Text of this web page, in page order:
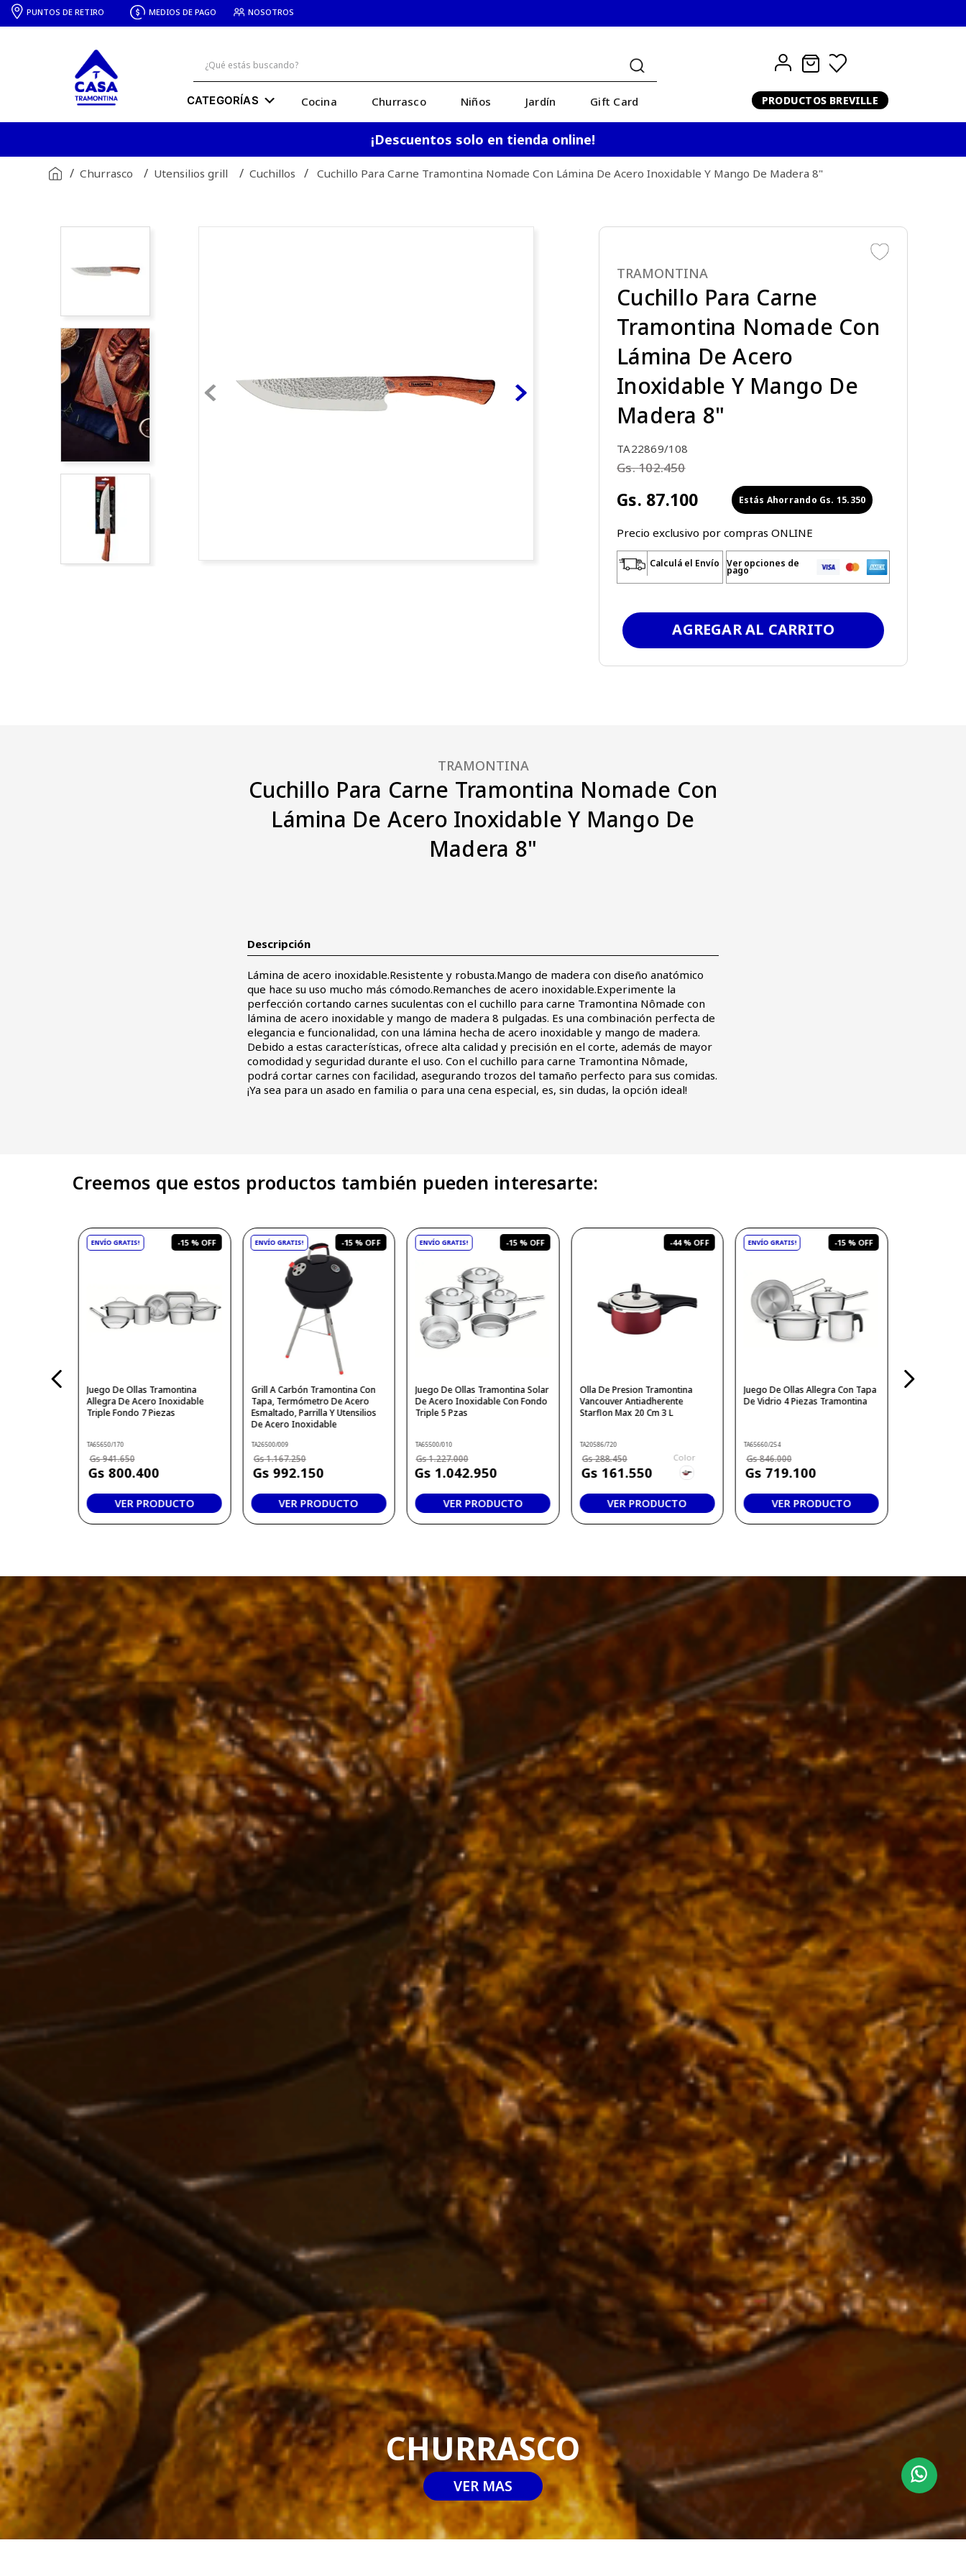
PUNTOS DE RETIRO MEDIOS DE PAGO NOSOTROS
Cocina Churrasco Niños Jardín Gift Card PRODUCTOS BREVILLE
¡Descuentos solo en tienda online!
Churrasco Utensilios grill Cuchillos Cuchillo Para Carne Tramontina Nomade Con Lámina De Acero Inoxidable Y Mango De Madera 8"
TRAMONTINA
Cuchillo Para Carne
Tramontina Nomade Con
Lámina De Acero
Inoxidable Y Mango De
Madera 8"
TA22869/108
Gs.102.450
Gs. 87.100 Gs. 15.350
Precio exclusivo por compras ONLINE
Calculá el Envío Ver opciones de
pago
AGREGAR AL CARRITO
TRAMONTINA
Cuchillo Para Carne Tramontina Nomade Con
Lámina De Acero Inoxidable Y Mango De
Madera 8"
Descripción
Lámina de acero inoxidable.Resistente y robusta.Mango de madera con diseño anatómico
que hace su uso mucho más cómodo.Remanches de acero inoxidable.Experimente la
perfección cortando carnes suculentas con el cuchillo para carne Tramontina Nômade con
lámina de acero inoxidable y mango de madera 8 pulgadas. Es una combinación perfecta de
elegancia e funcionalidad, con una lámina hecha de acero inoxidable y mango de madera.
Debido a estas características, ofrece alta calidad y precisión en el corte, además de mayor
comodidad y seguridad durante el uso. Con el cuchillo para carne Tramontina Nômade,
podrá cortar carnes con facilidad, asegurando trozos del tamaño perfecto para sus comidas.
¡Ya sea para un asado en familia o para una cena especial, es, sin dudas, la opción ideal!
Creemos que estos productos también pueden interesarte:
-15 %
Juego De Ollas Tramontina
Allegra De Acero Inoxidable
Triple Fondo 7 Piezas
TA65650/170
941.650
800.400
VER PRODUCTO
-15 %
Grill A Carbón Tramontina Con
Tapa, Termómetro De Acero
Esmaltado, Parrilla Y Utensilios
De Acero Inoxidable
TA26500/009
1.167.250
992.150
VER PRODUCTO
-15 %
Juego De Ollas Tramontina Solar
De Acero Inoxidable Con Fondo
Triple 5 Pzas
TA65500/010
1.227.000
1.042.950
VER PRODUCTO
-44 %
Olla De Presion Tramontina
Vancouver Antiadherente
Starflon Max 20 Cm 3 L
TA20586/720
288.450
161.550
Color
VER PRODUCTO
-15 %
Juego De Ollas Allegra Con Tapa
De Vidrio 4 Piezas Tramontina
TA65660/254
846.000
719.100
VER PRODUCTO
CHURRASCO
VER MAS
Términos más buscados
1. cuchillo
3. breville